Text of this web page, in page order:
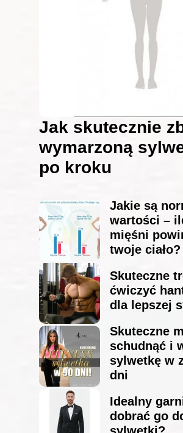
Jak skutecznie
wymarzoną
po kroku
Jakie są
wartości –
mięśni
twoje ciało?
Skuteczne
ćwiczyć
dla lepszej
Skuteczne
schudnąć i
sylwetkę w
dni
Idealny
dobrać go